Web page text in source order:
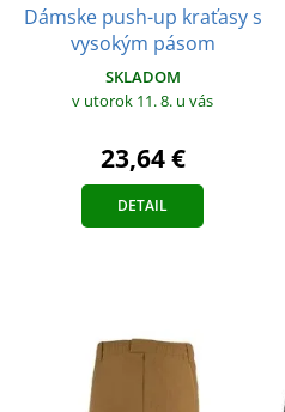
Dámske push-up kraťasy s
vysokým pásom
SKLADOM
v utorok 11. 8. u vás
23,64 €
DETAIL